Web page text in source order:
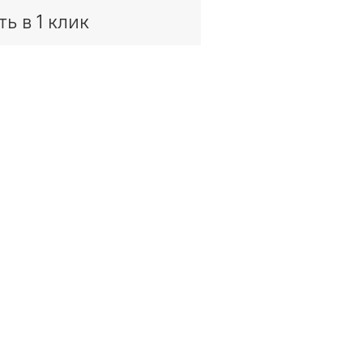
в 1 клик